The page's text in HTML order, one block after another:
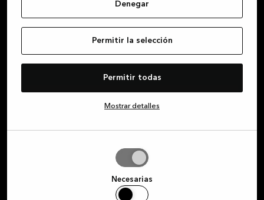
Denegar
Permitir la selección
Permitir todas
Mostrar detalles
Necesarias
consigue ofertas exclusivas
Suscríbete a nuestro boletín y mantente al día
de las promociones especiales y novedades que
Nombre de pila
Correo electrónico
Por la presente, acepto recibir comunicaciones de